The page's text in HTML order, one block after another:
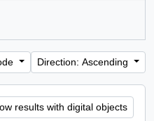
Direction: Ascending
results with digital objects